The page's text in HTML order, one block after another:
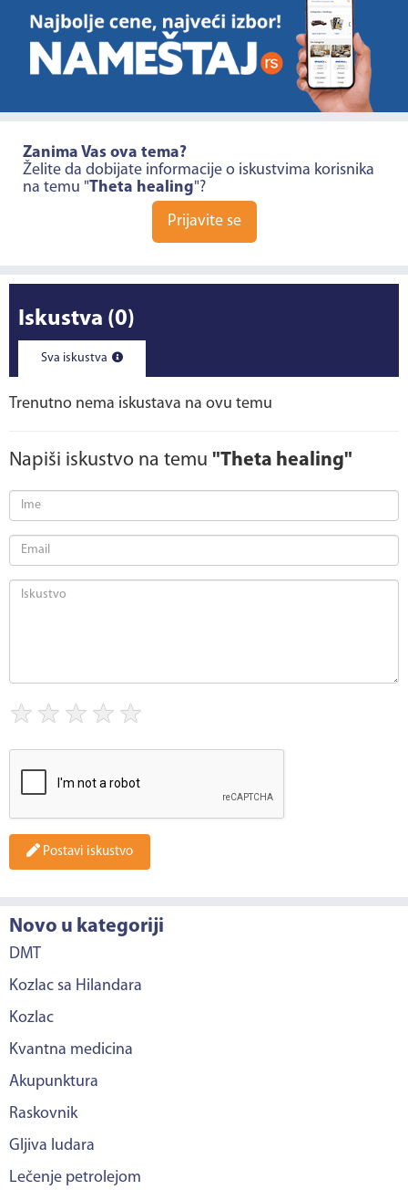
Zanima Vas ova tema?
Želite da dobijate informacije o iskustvima korisnika
na temu "Theta healing"?
Prijavite se
Iskustva (0)
Sva iskustva
Trenutno nema iskustava na ovu temu
Napiši iskustvo na temu "Theta healing"
★ ★ ★ ★ ★
Postavi iskustvo
Novo u kategoriji
DMT
Kozlac sa Hilandara
Kozlac
Kvantna medicina
Akupunktura
Raskovnik
Gljiva ludara
Lečenje petrolejom